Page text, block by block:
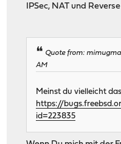
IPSec, NAT und
Quote from:
AM
Meinst du vielleicht
https://
id=223835